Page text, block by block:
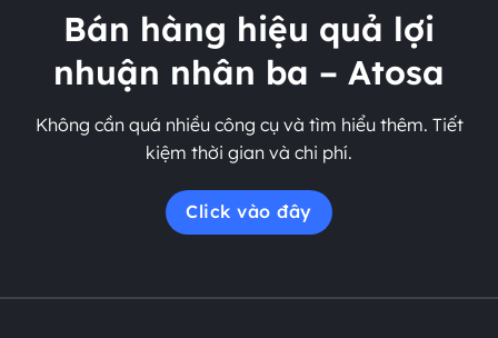
Bán hàng hiệu quả lợi
nhuận nhân ba – Atosa
Không cần quá nhiều công cụ và tìm hiểu thêm. Tiết
kiệm thời gian và chi phí.
Click vào đây